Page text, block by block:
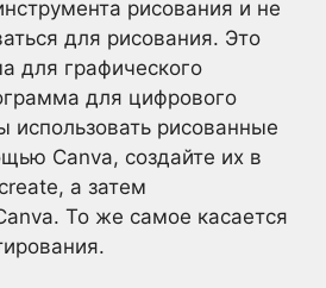
рисования и не
для рисования. Это
для графического
для цифрового
использовать рисованные
Canva, создайте их в
а затем
То же самое касается